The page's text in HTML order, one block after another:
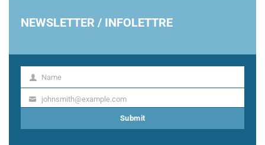
NEWSLETTER / INFOLETTRE
Name
Name
Your
johnsmith@example.com
Submit